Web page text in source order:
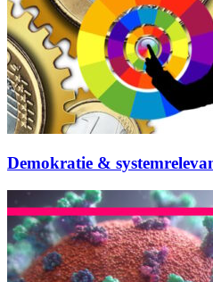
Demokratie &